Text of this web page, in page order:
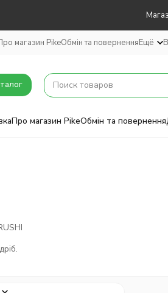
магазин PikeОбмін та поверненняЕщё
Про магазин PikeОбмін та повернення